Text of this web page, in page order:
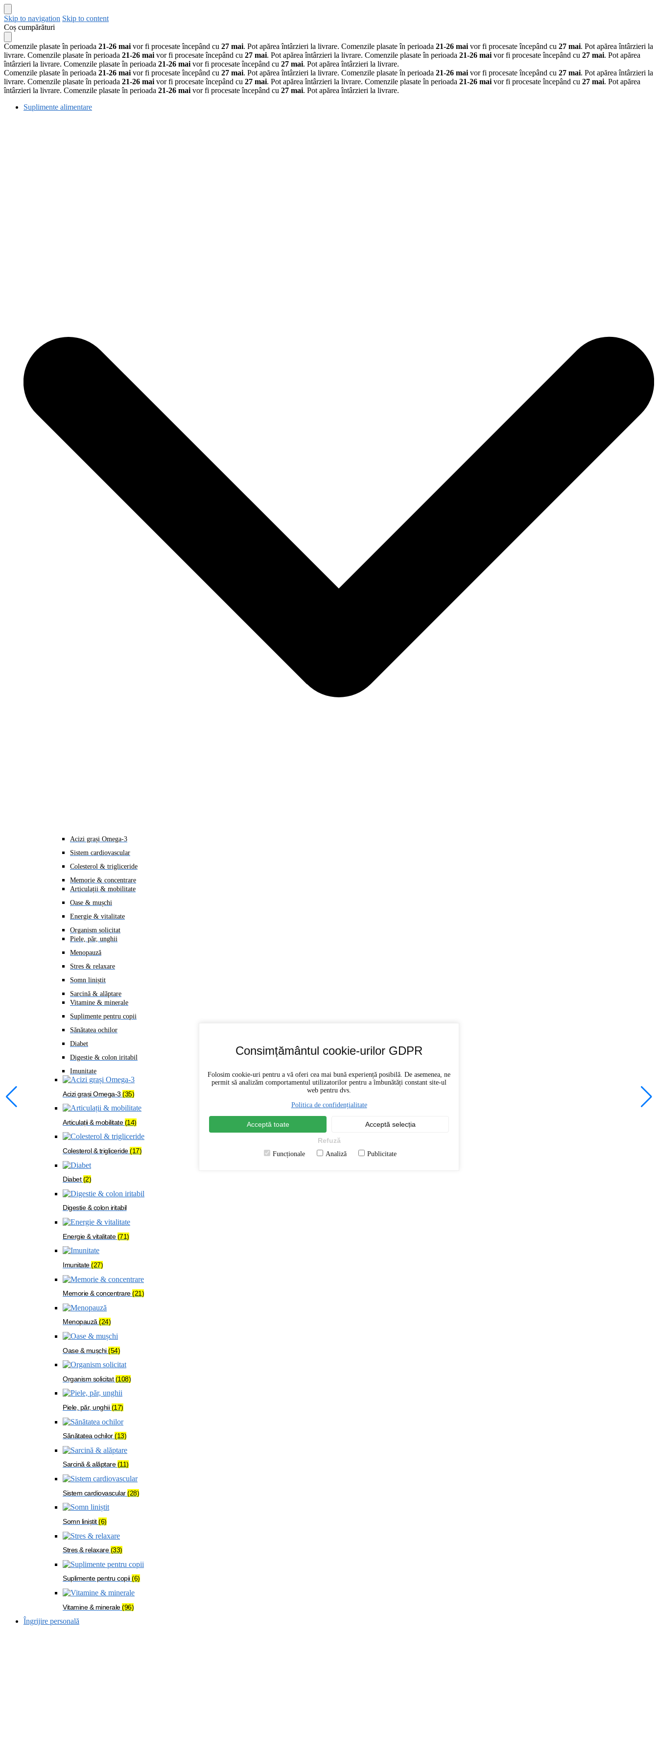
Skip to navigation Skip to content
Coș cumpărături
Comenzile plasate în perioada 21-26 mai vor fi procesate începând cu 27 mai. Pot apărea întârzieri la livrare. Comenzile plasate în perioada 21-26 mai vor fi procesate începând cu 27 mai. Pot apărea întârzieri la
livrare. Comenzile plasate în perioada 21-26 mai vor fi procesate începând cu 27 mai. Pot apărea întârzieri la livrare. Comenzile plasate în perioada 21-26 mai vor fi procesate începând cu 27 mai. Pot apărea
întârzieri la livrare. Comenzile plasate în perioada 21-26 mai vor fi procesate începând cu 27 mai. Pot apărea întârzieri la livrare.
Comenzile plasate în perioada 21-26 mai vor fi procesate începând cu 27 mai. Pot apărea întârzieri la livrare. Comenzile plasate în perioada 21-26 mai vor fi procesate începând cu 27 mai. Pot apărea întârzieri la
livrare. Comenzile plasate în perioada 21-26 mai vor fi procesate începând cu 27 mai. Pot apărea întârzieri la livrare. Comenzile plasate în perioada 21-26 mai vor fi procesate începând cu 27 mai. Pot apărea
întârzieri la livrare. Comenzile plasate în perioada 21-26 mai vor fi procesate începând cu 27 mai. Pot apărea întârzieri la livrare.
Suplimente alimentare
Acizi grași Omega-3
Sistem cardiovascular
Colesterol & trigliceride
Memorie & concentrare
Articulații & mobilitate
Oase & mușchi
Energie & vitalitate
Organism solicitat
Piele, păr, unghii
Menopauză
Stres & relaxare
Somn liniștit
Sarcină & alăptare
Vitamine & minerale
Suplimente pentru copii
Sănătatea ochilor
Diabet
Digestie & colon iritabil
Imunitate
Acizi grași Omega-3 (35)
Articulații & mobilitate(14)
Colesterol & trigliceride(17)
Diabet(2)
Digestie & colon iritabil
Energie & vitalitate(71)
Imunitate(27)
Memorie & concentrare(21)
Menopauză(24)
Oase & mușchi(54)
Organism solicitat(108)
Piele, păr, unghii(17)
Sănătatea ochilor(13)
Sarcină & alăptare(11)
Sistem cardiovascular(28)
Somn liniștit(6)
Stres & relaxare(33)
Suplimente pentru copii(6)
Vitamine & minerale(96)
Îngrijire personală
Consimțământul cookie-urilor GDPR
Folosim cookie-uri pentru a vă oferi cea mai bună experiență posibilă. De asemenea, ne
permit să analizăm comportamentul utilizatorilor pentru a îmbunătăți constant site-ul
web pentru dvs.
Politica de confidențialitate
Acceptă toate Acceptă selecția
Refuză
Funcționale Analiză Publicitate